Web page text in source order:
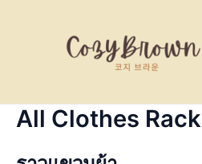
All Clothes Rack